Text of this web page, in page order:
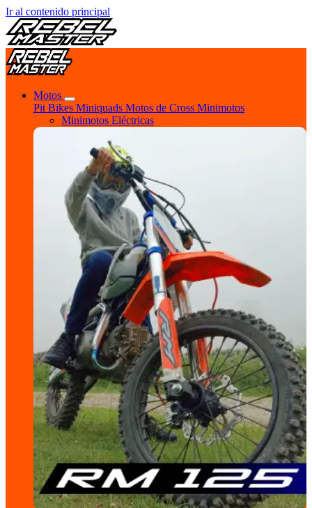
Ir al contenido principal
Motos
Pit Bikes Miniquads Motos de Cross Minimotos
Minimotos Eléctricas